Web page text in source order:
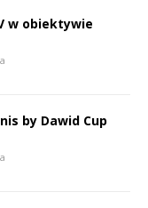
w obiektywie
by Dawid Cup